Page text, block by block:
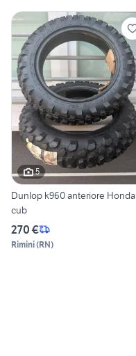
5
Dunlop k960 anteriore Honda
cub
270 €
Rimini(RN)